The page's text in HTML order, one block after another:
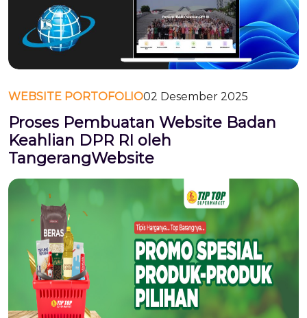
WEBSITE PORTOFOLIO02 Desember 2025
Proses Pembuatan Website Badan
Keahlian DPR RI oleh
TangerangWebsite